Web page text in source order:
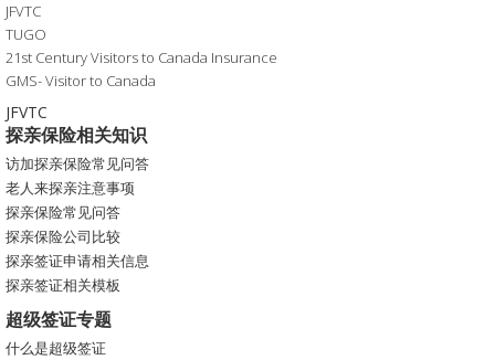
JFVTC
TUGO
21st Century Visitors to Canada Insurance
GMS- Visitor to Canada
JFVTC
探亲保险相关知识
访加探亲保险常见问答
老人来探亲注意事项
探亲保险常见问答
探亲保险公司比较
探亲签证申请相关信息
探亲签证相关模板
超级签证专题
什么是超级签证